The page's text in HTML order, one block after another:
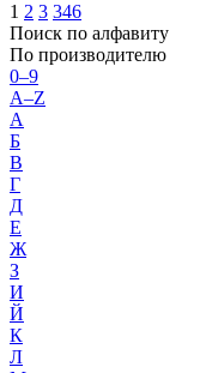
1 2 3 346
Поиск по алфавиту
По производителю
0–9
A–Z
А
Б
В
Г
Д
Е
Ж
З
И
Й
К
Л